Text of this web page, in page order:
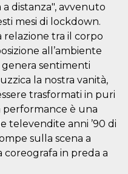
distanza", avvenuto
mesi di lockdown.
relazione tra il corpo
all’ambiente
sentimenti
la nostra vanità,
trasformati in puri
è una
televendite anni ’90 di
sulla scena a
in preda a
browser accetti i
cookie.
Sessione
Cookie
generato da
applicazioni
basate sul
linguaggio PHP.
Si tratta di un
identificatore
generico
utilizzato per
mantenere le
variabili di
sessione utente.
Normalmente è
generato in